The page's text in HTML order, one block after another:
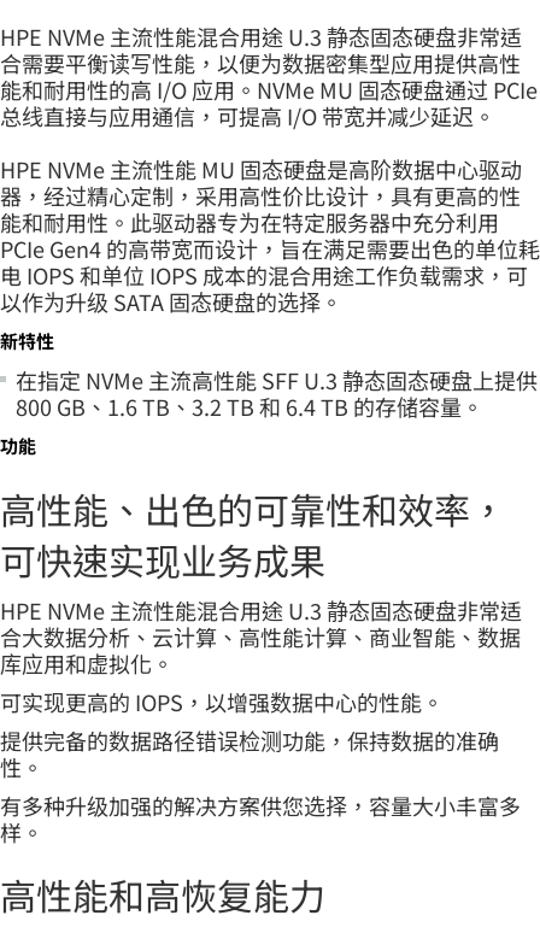
HPE NVMe 主流性能混合用途 U.3 静态固态硬盘非常适
合需要平衡读写性能，以便为数据密集型应用提供高性
能和耐用性的高 I/O 应用。NVMe MU 固态硬盘通过 PCIe
总线直接与应用通信，可提高 I/O 带宽并减少延迟。
HPE NVMe 主流性能 MU 固态硬盘是高阶数据中心驱动
器，经过精心定制，采用高性价比设计，具有更高的性
能和耐用性。此驱动器专为在特定服务器中充分利用
PCIe Gen4 的高带宽而设计，旨在满足需要出色的单位耗
电 IOPS 和单位 IOPS 成本的混合用途工作负载需求，可
以作为升级 SATA 固态硬盘的选择。
新特性
在指定 NVMe 主流高性能 SFF U.3 静态固态硬盘上提供
800 GB、1.6 TB、3.2 TB 和 6.4 TB 的存储容量。
功能
高性能、出色的可靠性和效率，
可快速实现业务成果
HPE NVMe 主流性能混合用途 U.3 静态固态硬盘非常适
合大数据分析、云计算、高性能计算、商业智能、数据
库应用和虚拟化。
可实现更高的 IOPS，以增强数据中心的性能。
提供完备的数据路径错误检测功能，保持数据的准确
性。
有多种升级加强的解决方案供您选择，容量大小丰富多
样。
高性能和高恢复能力